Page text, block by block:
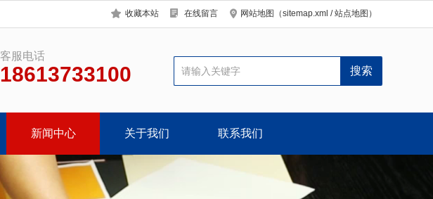
收藏本站 在线留言 网站地图（sitemap.xml /站点地图 ）
客服电话
18613733100
新闻中心 关于我们 联系我们